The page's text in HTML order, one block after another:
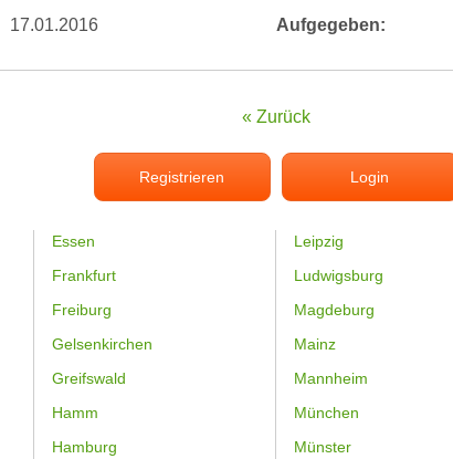
17.01.2016 Aufgegeben:
« Zurück
Registrieren Login
Essen
Frankfurt
Freiburg
Gelsenkirchen
Greifswald
Hamm
Hamburg
Leipzig
Ludwigsburg
Magdeburg
Mainz
Mannheim
München
Münster